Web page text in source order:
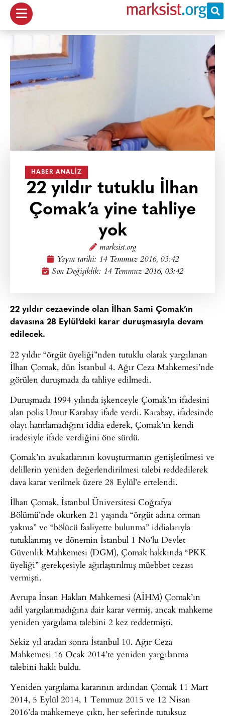
HABER ANALIZ
22 yıldır tutuklu İlhan
Çomak’a yine tahliye
yok
marksist.org
Yayın tarihi: 14 Temmuz 2016, 03:42
Son Değişiklik: 14 Temmuz 2016, 03:42
22 yıldır cezaevinde olan İlhan Sami Çomak’ın
davasına 28 Eylül’deki karar duruşmasıyla devam
edilecek.
22 yıldır “örgüt üyeliği”nden tutuklu olarak yargılanan
İlhan Çomak, dün İstanbul 4. Ağır Ceza Mahkemesi’nde
görülen duruşmada da tahliye edilmedi.
Duruşmada 1994 yılında işkenceyle Çomak’ın ifadesini
alan polis Umut Karabay ifade verdi. Karabay, ifadesinde
olayı hatırlamadığını iddia ederek, Çomak’ın kendi
iradesiyle ifade verdiğini öne sürdü.
Çomak’ın avukatlarının kovuşturmanın genişletilmesi ve
delillerin yeniden değerlendirilmesi talebi reddedilerek
dava karar verilmek üzere 28 Eylül’e ertelendi.
İlhan Çomak, İstanbul Üniversitesi Coğrafya
Bölümü’nde okurken 21 yaşında “örgüt adına orman
yakma” ve “bölücü faaliyette bulunma” iddialarıyla
tutuklanmış ve dönemin İstanbul 1 No’lu Devlet
Güvenlik Mahkemesi (DGM), Çomak hakkında “PKK
üyeliği” gerekçesiyle ağırlaştırılmış müebbet cezası
vermişti.
Avrupa İnsan Hakları Mahkemesi (AİHM) Çomak’ın
adil yargılanmadığına dair karar vermiş, ancak mahkeme
yeniden yargılama talebini 2 kez reddetmişti.
Sekiz yıl aradan sonra İstanbul 10. Ağır Ceza
Mahkemesi 16 Ocak 2014’te yeniden yargılanma
talebini haklı buldu.
Yeniden yargılama kararının ardından Çomak 11 Mart
2014, 5 Eylül 2014, 1 Temmuz 2015 ve 12 Nisan
2016’da mahkemeye çıktı, her seferinde tutuksuz